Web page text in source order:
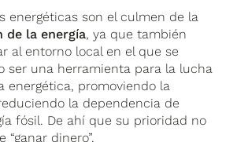
energéticas son el culmen de la
de la energía, ya que también
al entorno local en el que se
ser una herramienta para la lucha
energética, promoviendo la
la dependencia de
fósil. De ahí que su prioridad no
dinero”.